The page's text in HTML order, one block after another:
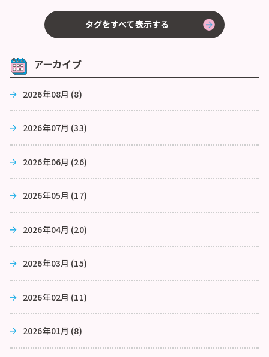
タグをすべて表示する
アーカイブ
2026年08月 (8)
2026年07月 (33)
2026年06月 (26)
2026年05月 (17)
2026年04月 (20)
2026年03月 (15)
2026年02月 (11)
2026年01月 (8)